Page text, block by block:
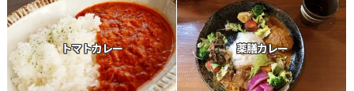
トマトカレー 薬膳カレー